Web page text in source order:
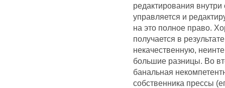
редактирования
управляется и
на это полное право.
получается в
некачественную,
большие разницы. Во
банальная
собственника прессы